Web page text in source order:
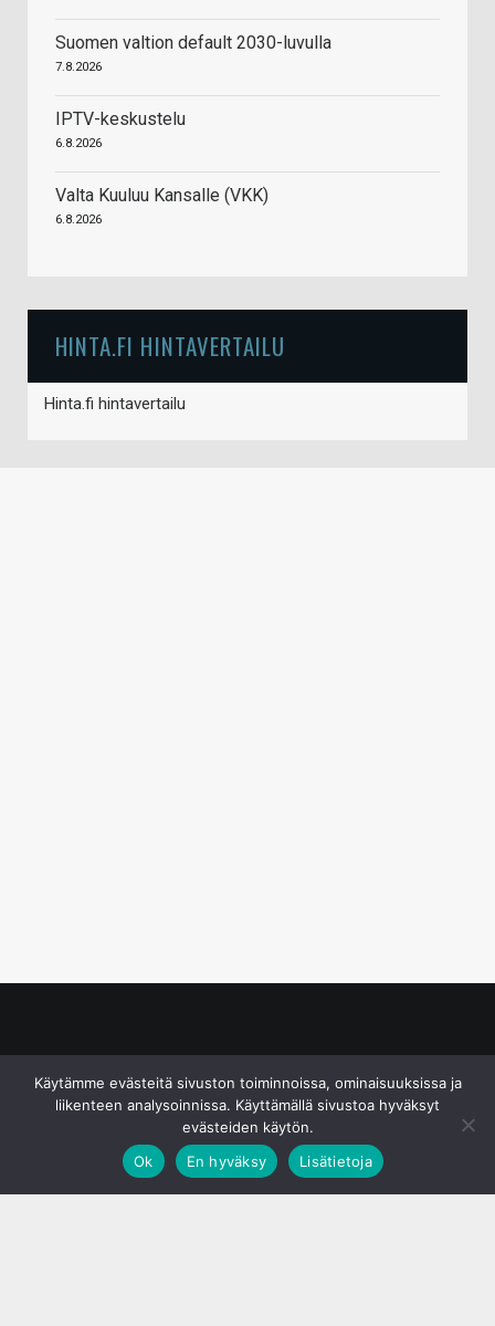
Suomen valtion default 2030-luvulla
7.8.2026
IPTV-keskustelu
6.8.2026
Valta Kuuluu Kansalle (VKK)
6.8.2026
HINTA.FI HINTAVERTAILU
Hinta.fi hintavertailu
Käytämme evästeitä sivuston toiminnoissa, ominaisuuksissa ja
liikenteen analysoinnissa. Käyttämällä sivustoa hyväksyt
evästeiden käytön.
Ok
En hyväksy Lisätietoja